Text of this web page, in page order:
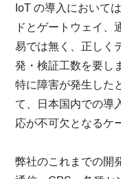
IoT の導入において
ドとゲートウェイ、
易では無く、正しく
発・検証工数を要し
特に障害が発生した
て、日本国内での導
応が不可欠となるケ
弊社のこれまでの開